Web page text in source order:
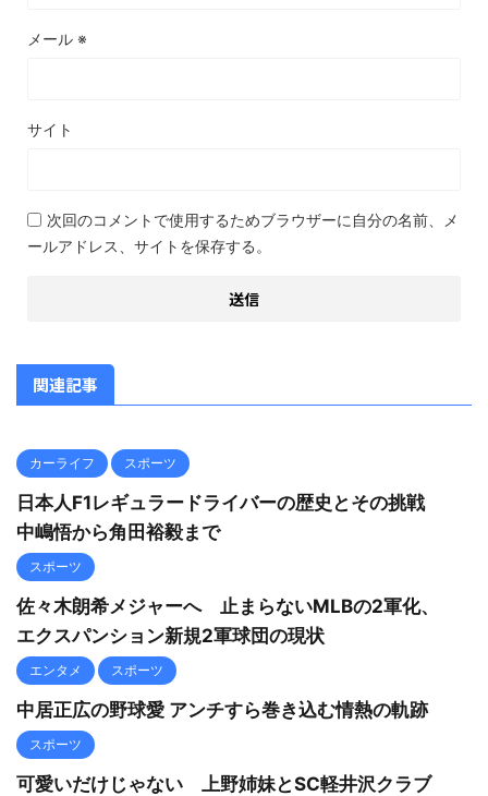
メール ※
サイト
次回のコメントで使用するためブラウザーに自分の名前、メ
ールアドレス、サイトを保存する。
関連記事
カーライフ スポーツ
日本人F1レギュラードライバーの歴史とその挑戦
中嶋悟から角田裕毅まで
スポーツ
佐々木朗希メジャーへ 止まらないMLBの2軍化、
エクスパンション新規2軍球団の現状
エンタメ スポーツ
中居正広の野球愛 アンチすら巻き込む情熱の軌跡
スポーツ
可愛いだけじゃない 上野姉妹とSC軽井沢クラブ